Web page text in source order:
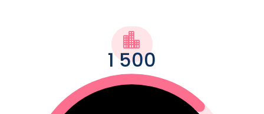

1 500